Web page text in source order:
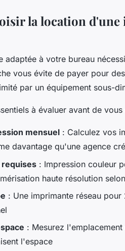
la location
adaptée à votre bureau
vous évite de payer pour
par un équipement sous-
à évaluer avant de vous
mensuel : Calculez vos
davantage qu'une agence
requises : Impression couleur
haute résolution
: Une imprimante réseau
: Mesurez
l'espace